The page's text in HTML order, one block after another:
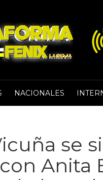
NACIONALES
se
Anita